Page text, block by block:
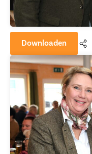
Downloaden